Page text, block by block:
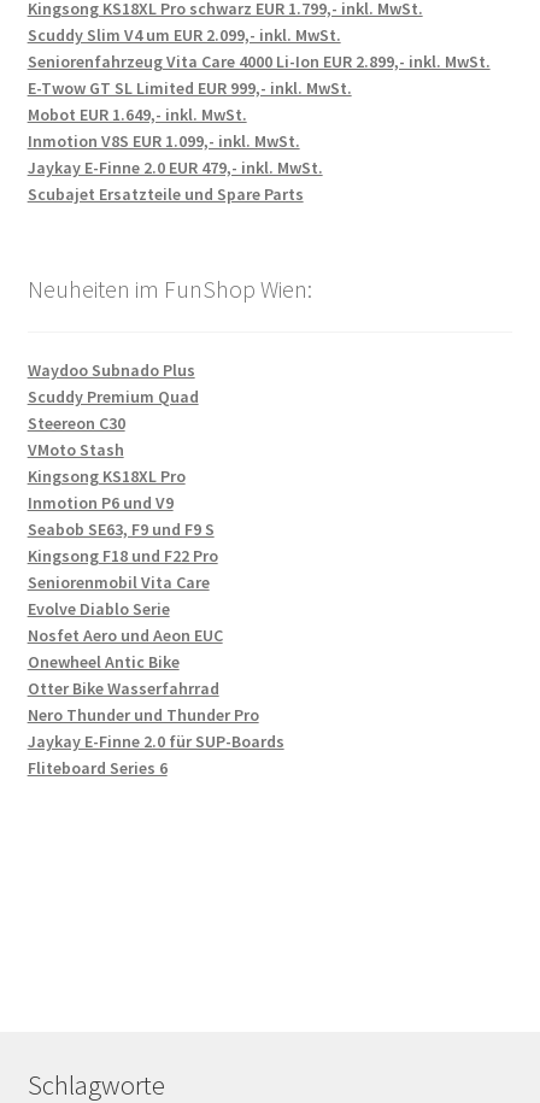
Kingsong KS18XL Pro schwarz EUR 1.799,- inkl. MwSt.
Scuddy Slim V4 um EUR 2.099,- inkl. MwSt.
Seniorenfahrzeug Vita Care 4000 Li-Ion EUR 2.899,- inkl. MwSt.
E-Twow GT SL Limited EUR 999,- inkl. MwSt.
Mobot EUR 1.649,- inkl. MwSt.
Inmotion V8S EUR 1.099,- inkl. MwSt.
Jaykay E-Finne 2.0 EUR 479,- inkl. MwSt.
Scubajet Ersatzteile und Spare Parts
Neuheiten im FunShop Wien:
Waydoo Subnado Plus
Scuddy Premium Quad
Steereon C30
VMoto Stash
Kingsong KS18XL Pro
Inmotion P6 und V9
Seabob SE63, F9 und F9 S
Kingsong F18 und F22 Pro
Seniorenmobil Vita Care
Evolve Diablo Serie
Nosfet Aero und Aeon EUC
Onewheel Antic Bike
Otter Bike Wasserfahrrad
Nero Thunder und Thunder Pro
Jaykay E-Finne 2.0 für SUP-Boards
Fliteboard Series 6
Schlagworte